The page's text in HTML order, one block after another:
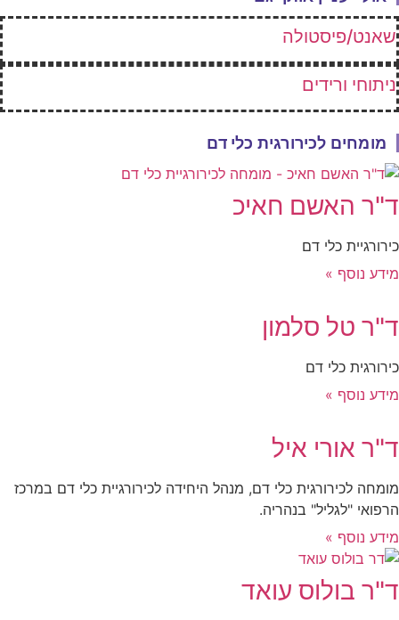
שאנט/פיסטולה
ניתוחי ורידים
מומחים לכירורגית כלי דם
האשם חאיכ
כלי דם
נוסף »
טל סלמון
כלי דם
נוסף »
אורי איל
לכירורגית כלי דם, מנהל היחידה לכירורגיית כלי דם במרכז
"לגליל" בנהריה.
נוסף »
בולוס עואד